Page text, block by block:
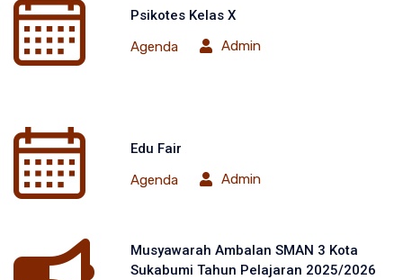
Psikotes Kelas X
Agenda
Admin
Edu Fair
Agenda
Admin
Musyawarah Ambalan SMAN 3 Kota
Sukabumi Tahun Pelajaran 2025/2026